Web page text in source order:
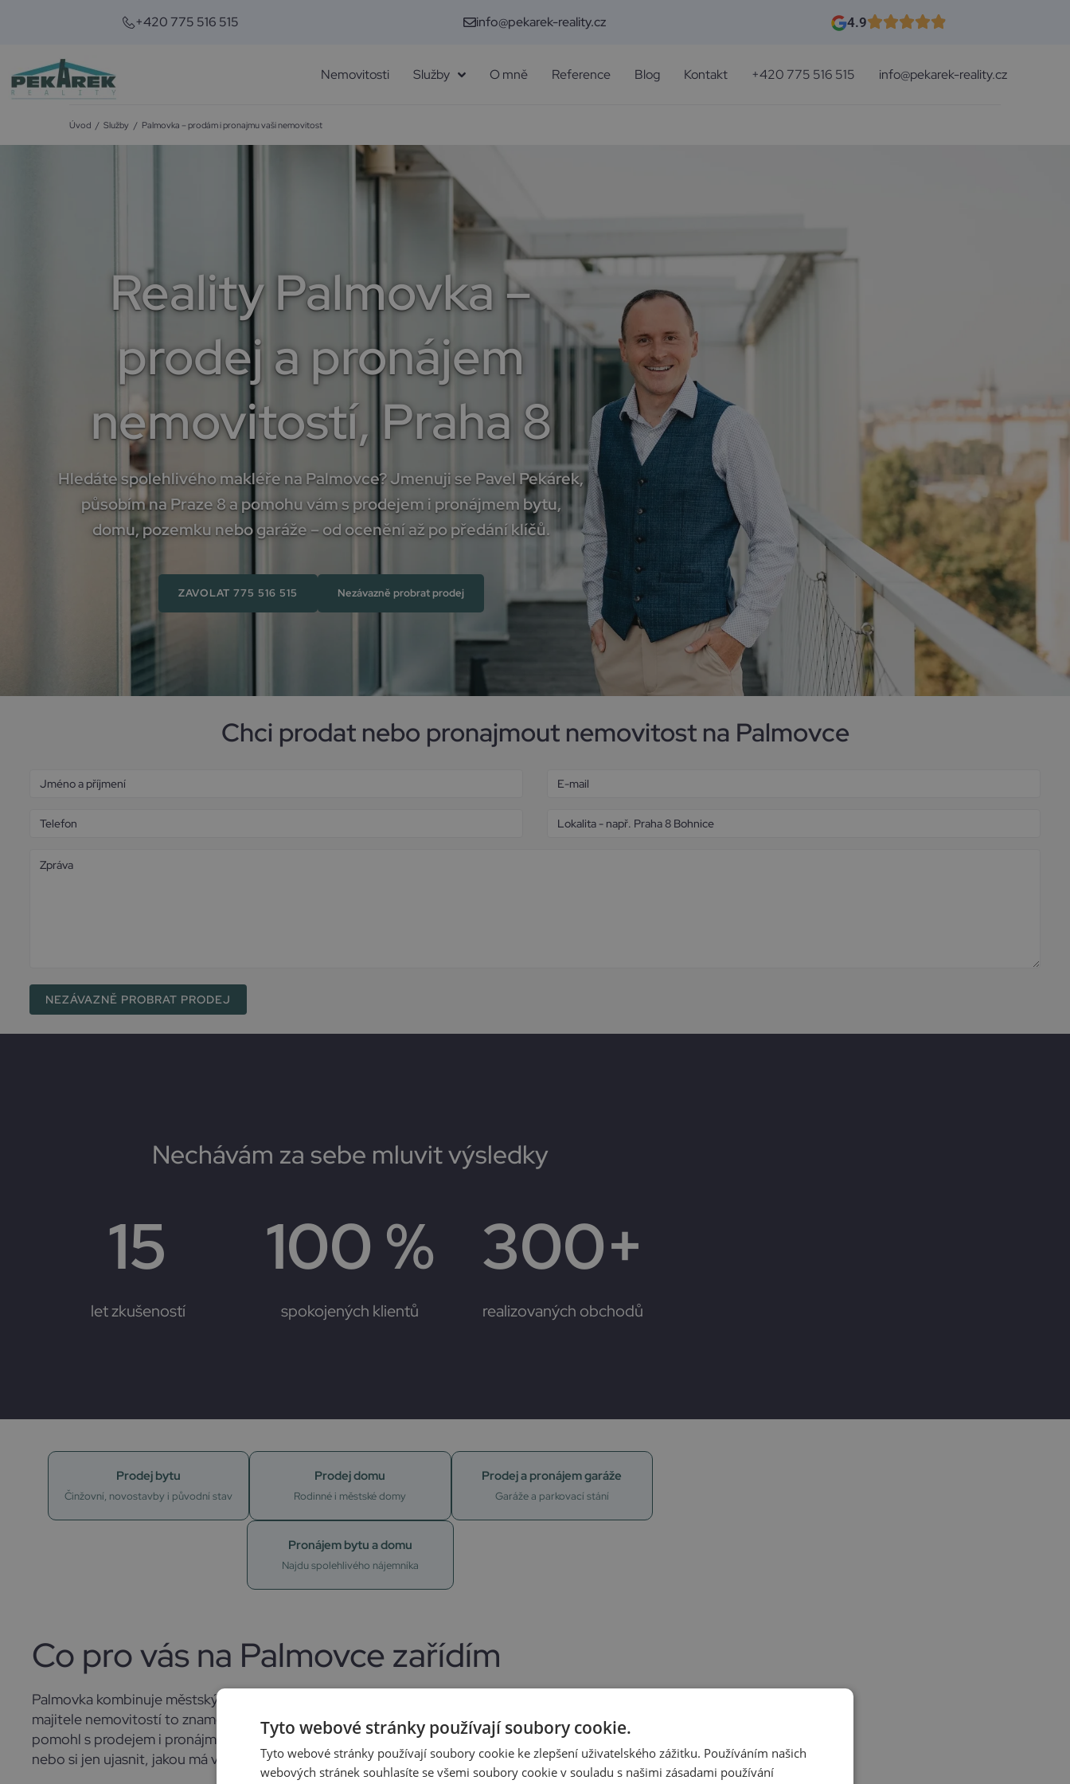
+420 775 516 515 info@pekarek-reality.cz 4.9
Nemovitosti Služby O mně Reference Blog Kontakt +420 775 516 515 info@pekarek-reality.cz
Úvod / Služby / Palmovka – prodám i pronajmu vaši nemovitost
Reality Palmovka –
prodej a pronájem
nemovitostí, Praha 8
Hledáte spolehlivého makléře na Palmovce? Jmenuji se Pavel Pekárek,
působím na Praze 8 a pomohu vám s prodejem i pronájmem bytu,
domu, pozemku nebo garáže – od ocenění až po předání klíčů.
ZAVOLAT 775 516 515 Nezávazně probrat prodej
Chci prodat nebo pronajmout nemovitost na Palmovce
A
Nechávám za sebe mluvit výsledky
15
let zkušeností
100 %
spokojených klientů
300+
realizovaných obchodů
Prodej bytu
Činžovní, novostavby i původní stav
Prodej domu
Rodinné i městské domy
Prodej a pronájem garáže
Garáže a parkovací stání
Pronájem bytu a domu
Najdu spolehlivého nájemníka
Co pro vás na Palmovce zařídím
Palmovka kombinuje městský život s dobrou občanskou vybaveností a výborným spojením. Pro
majitele nemovitostí to znamená ideální příležitost k výhodnému obchodu. Za roky praxe jsem tu
pomohl s prodejem i pronájmem bytů, domů, pozemků i garáží. Ať potřebujete prodat, pronajmout,
nebo si jen ujasnit, jakou má vaše nemovitost hodnotu, rád se s vámi nezávazně sejdu.
Tyto webové stránky používají soubory cookie.
Tyto webové stránky používají soubory cookie ke zlepšení uživatelského zážitku. Používáním našich
webových stránek souhlasíte se všemi soubory cookie v souladu s našimi zásadami používání